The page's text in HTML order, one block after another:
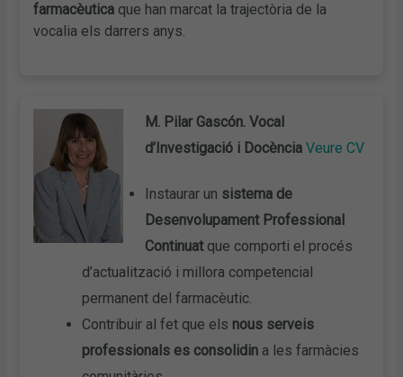
farmacèutica que han marcat la trajectòria de la
vocalia els darrers anys.
M. Pilar Gascón. Vocal
d’Investigació i DocènciaVeure CV
Instaurar un sistema de
Desenvolupament Professional
Continuatque comporti el procés
d’actualització i millora competencial
permanent del farmacèutic.
Contribuir al fet que els nous serveis
professionals es consolidin a les farmàcies